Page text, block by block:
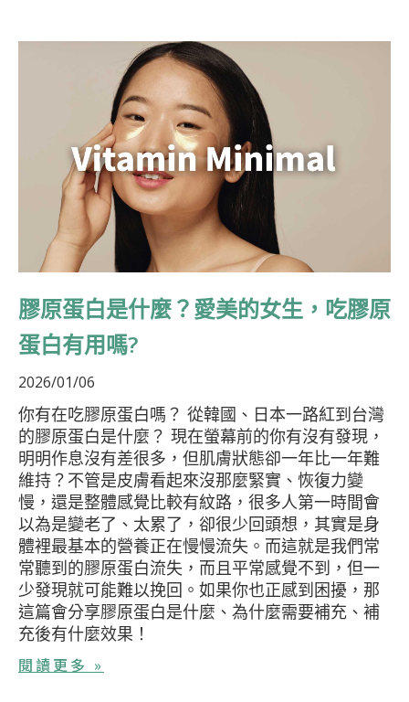
膠原蛋白是什麼？愛美的女生，吃膠原
蛋白有用嗎?
2026/01/06
你有在吃膠原蛋白嗎？ 從韓國、日本一路紅到台灣
的膠原蛋白是什麼？ 現在螢幕前的你有沒有發現，
明明作息沒有差很多，但肌膚狀態卻一年比一年難
維持？不管是皮膚看起來沒那麼緊實、恢復力變
慢，還是整體感覺比較有紋路，很多人第一時間會
以為是變老了、太累了，卻很少回頭想，其實是身
體裡最基本的營養正在慢慢流失。而這就是我們常
常聽到的膠原蛋白流失，而且平常感覺不到，但一
少發現就可能難以挽回。如果你也正感到困擾，那
這篇會分享膠原蛋白是什麼、為什麼需要補充、補
充後有什麼效果！
閱讀更多 »